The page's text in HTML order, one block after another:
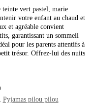
teinte vert pastel, marie
votre enfant au chaud et
et agréable convient
garantissant un sommeil
pour les parents attentifs à
trésor. Offrez-lui des nuits
Pyjamas pilou pilou